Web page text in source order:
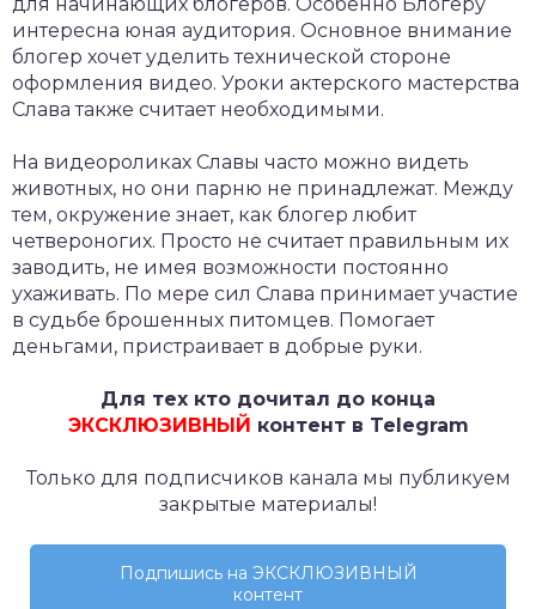
интересна юная аудитория. Основное внимание
блогер хочет уделить технической стороне
оформления видео. Уроки актерского мастерства
Слава также считает необходимыми.
На видеороликах Славы часто можно видеть
животных, но они парню не принадлежат. Между
тем, окружение знает, как блогер любит
четвероногих. Просто не считает правильным их
заводить, не имея возможности постоянно
ухаживать. По мере сил Слава принимает участие
в судьбе брошенных питомцев. Помогает
деньгами, пристраивает в добрые руки.
Для тех кто дочитал до конца
ЭКСКЛЮЗИВНЫЙ контент в Telegram
Только для подписчиков канала мы публикуем
закрытые материалы!
Подпишись на ЭКСКЛЮЗИВНЫЙ
контент